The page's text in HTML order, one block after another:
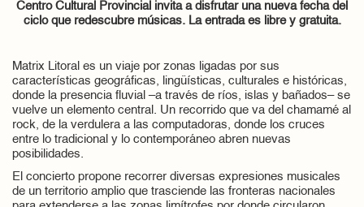
Centro Cultural Provincial invita a disfrutar una nueva fecha del
ciclo que redescubre músicas. La entrada es libre y gratuita.
Matrix Litoral es un viaje por zonas ligadas por sus
características geográficas, lingüísticas, culturales e históricas,
donde la presencia fluvial –a través de ríos, islas y bañados– se
vuelve un elemento central. Un recorrido que va del chamamé al
rock, de la verdulera a las computadoras, donde los cruces
entre lo tradicional y lo contemporáneo abren nuevas
posibilidades.
El concierto propone recorrer diversas expresiones musicales
de un territorio amplio que trasciende las fronteras nacionales